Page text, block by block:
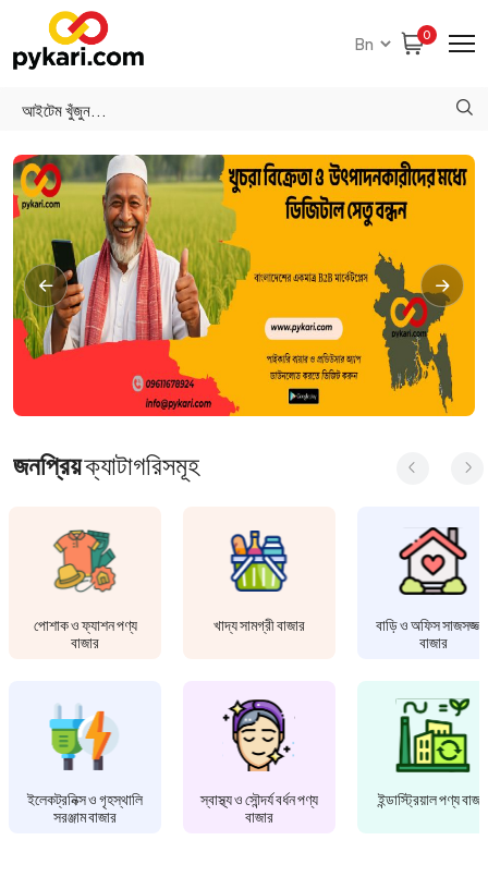
0
জনপ্রিয়ক্যাটাগরিসমূহ
পোশাক ও ফ্যাশন পণ্য
বাজার
ইলেকট্রনিক্স ও গৃহস্থালি
সরঞ্জাম বাজার
খাদ্য সামগ্রী বাজার
স্বাস্থ্য ও সৌন্দর্য বর্ধন পণ্য
বাজার
বাড়ি ও অফিস
বাজার
ইন্ডাস্ট্রিয়াল পণ্য